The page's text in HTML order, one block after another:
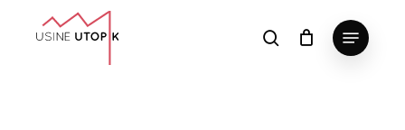
search
Menu
Panier Fermer
le
Fermer
lesClose